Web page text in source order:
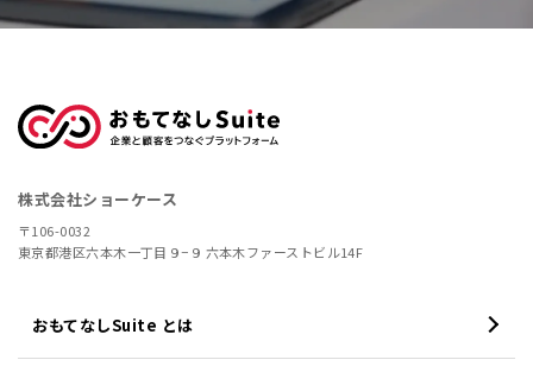
株式会社ショーケース
〒106-0032
東京都港区六本木一丁目９−９ 六本木ファーストビル14F
おもてなしSuite とは